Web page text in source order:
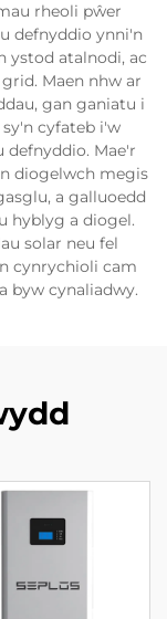
rheoli pŵer
defnyddio ynni'n
ystod atalnodi, ac
Maen nhw ar
gan ganiatu i
cyfateb i'w
defnyddio. Mae'r
diogelwch megis
a galluoedd
hyblyg a diogel.
solar neu fel
cynrychioli cam
byw cynaliadwy.